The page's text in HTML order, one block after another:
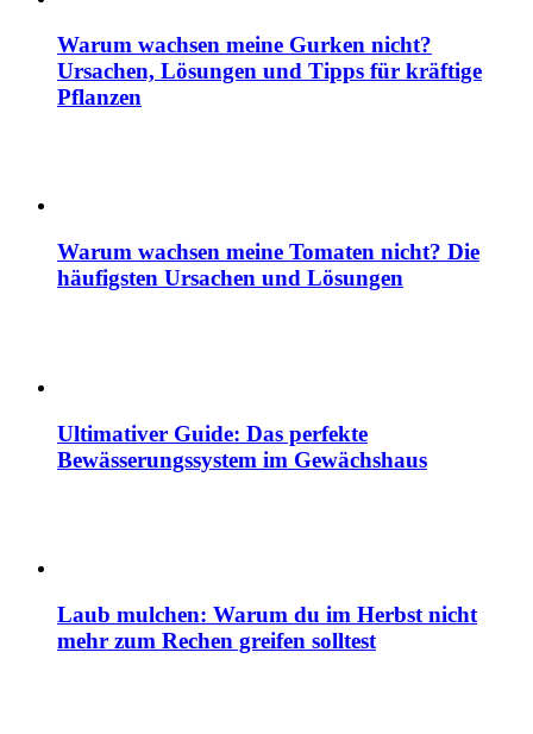
Warum wachsen meine Gurken nicht?
Ursachen, Lösungen und Tipps für kräftige
Pflanzen
Warum wachsen meine Tomaten nicht? Die
häufigsten Ursachen und Lösungen
Ultimativer Guide: Das perfekte
Bewässerungssystem im Gewächshaus
Laub mulchen: Warum du im Herbst nicht
mehr zum Rechen greifen solltest